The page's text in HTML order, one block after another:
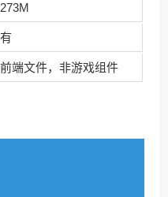
273M
有
前端文件，非游戏组件